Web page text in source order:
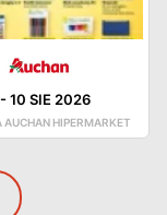
-10 SIE 2026
HIPERMARKET